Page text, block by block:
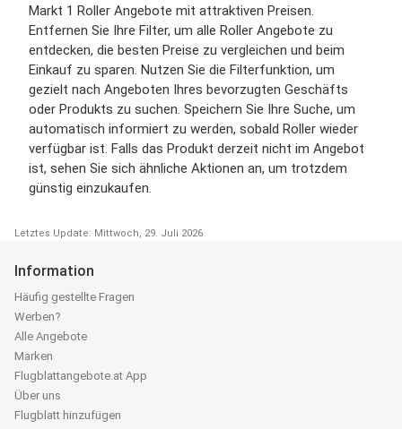
Markt 1 Roller Angebote mit attraktiven Preisen.
Entfernen Sie Ihre Filter, um alle Roller Angebote zu
entdecken, die besten Preise zu vergleichen und beim
Einkauf zu sparen. Nutzen Sie die Filterfunktion, um
gezielt nach Angeboten Ihres bevorzugten Geschäfts
oder Produkts zu suchen. Speichern Sie Ihre Suche, um
automatisch informiert zu werden, sobald Roller wieder
verfügbar ist. Falls das Produkt derzeit nicht im Angebot
ist, sehen Sie sich ähnliche Aktionen an, um trotzdem
günstig einzukaufen.
Letztes Update: Mittwoch, 29. Juli 2026
Information
Häufig gestellte Fragen
Werben?
Alle Angebote
Marken
Flugblattangebote.at App
Über uns
Flugblatt hinzufügen